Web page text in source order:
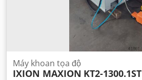
Máy khoan tọa độ
IXION MAXION KT2-1300.1ST